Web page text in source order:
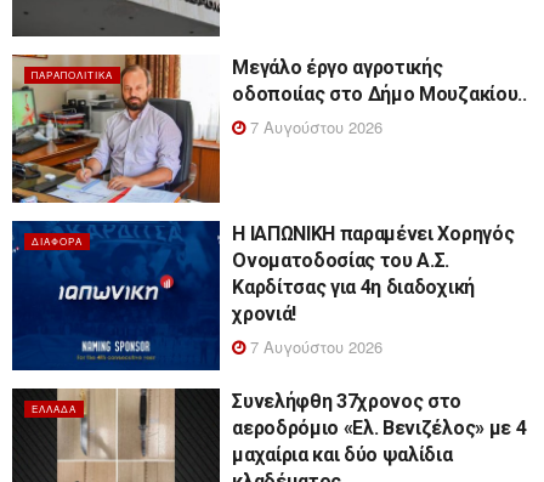
ΠΑΡΑΠΟΛΙΤΙΚΆ
Μεγάλο έργο αγροτικής
οδοποιίας στο Δήμο Μουζακίου..
7 Αυγούστου 2026
ΔΙΆΦΟΡΑ
Η ΙΑΠΩΝΙΚΗ παραμένει Χορηγός
Ονοματοδοσίας του Α.Σ.
Καρδίτσας για 4η διαδοχική
χρονιά!
7 Αυγούστου 2026
ΕΛΛΆΔΑ
Συνελήφθη 37χρονος στο
αεροδρόμιο «Ελ. Βενιζέλος» με 4
μαχαίρια και δύο ψαλίδια